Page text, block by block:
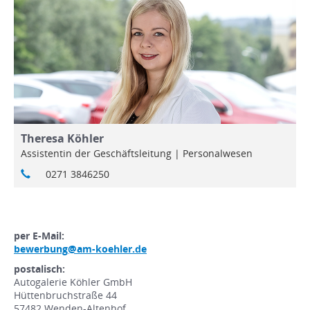
Theresa Köhler
Assistentin der Geschäftsleitung | Personalwesen
0271 3846250
per E-Mail:
bewerbung@am-koehler.de
postalisch:
Autogalerie Köhler GmbH
Hüttenbruchstraße 44